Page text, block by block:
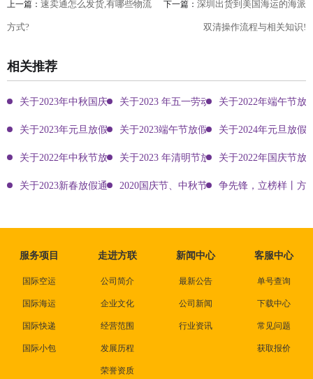
上一篇： 速卖通怎么发货,有哪些物流
方式?
下一篇： 深圳出货到美国海运的海派
双清操作流程与相关知识!
相关推荐
关于2023年中秋国庆双节放假通知关于2023 年五一劳动节放假通知关于2022年端午节放
关于2023年元旦放假通知关于2023端午节放假通知关于2024年元旦放假
关于2022年中秋节放假通知关于2023 年清明节放假通知关于2022年国庆节放
关于2023新春放假通知 2020国庆节、中秋节方联国际物流放假通知
争先锋，立榜样丨方
服务项目
国际空运
国际海运
国际快递
国际小包
走进方联
公司简介
企业文化
经营范围
发展历程
荣誉资质
新闻中心
最新公告
公司新闻
行业资讯
客服中心
单号查询
下载中心
常见问题
获取报价